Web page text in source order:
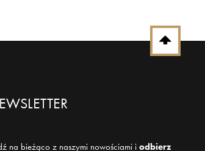
na bieżąco z naszymi nowościami i odbierz